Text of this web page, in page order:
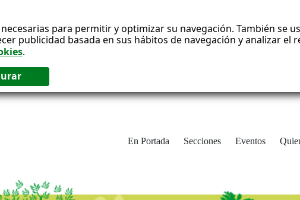
para permitir y optimizar su navegación. También se
publicidad basada en sus hábitos de navegación y analizar
.
En Portada Secciones Eventos